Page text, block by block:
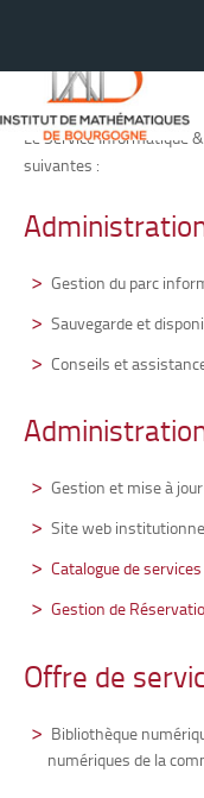
Accueil
réseaux
Le Service Informatique
suivantes :
Gestion du parc
Sauvegarde et
Conseils et
Gestion et mise à
Site web
Catalogue de services
Gestion de
Offre de
Bibliothèque
numériques de la